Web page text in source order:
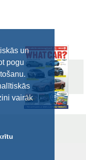
un
pogu
vairāk